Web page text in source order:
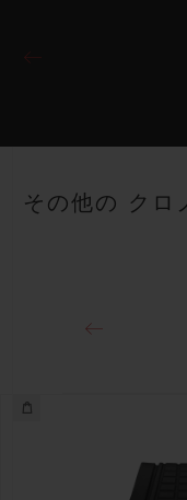
その他の クロ